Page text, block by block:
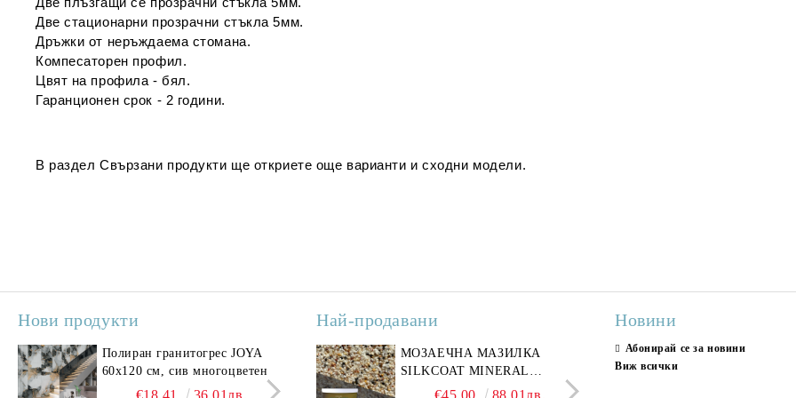
Две стационарни прозрачни стъкла 5мм.
Дръжки от неръждаема стомана.
Компесаторен профил.
Цвят на профила - бял.
Гаранционен срок - 2 години.
В разделСвързани продукти ще откриете още варианти и сходни модели.
Нови продукти
Полиран гранитогрес JOYA
60x120 см, сив многоцветен
€18.41 36.01лв.
Полиран гранитогрес
SAVONA GREY 60x120 см,
светло сив мрамор
€22.50 44.01лв.
Гранитогрес LESY GREY
GOLD 60х120см, тип
Най-продавани
МОЗАЕЧНА МАЗИЛКА
SILKCOAT MINERAL
PLASTER STONE, СИТЕН
€45.00 88.01лв.
СТЕННИ ПЛОЧКИ
30X90CM, ГЛАНЦ
Новини
Абонирай се за новини
Виж всички